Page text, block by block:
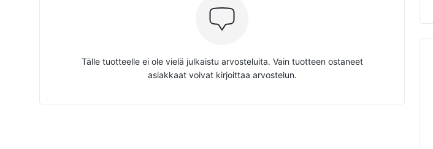
Tälle tuotteelle ei ole vielä julkaistu arvosteluita. Vain tuotteen ostaneet
asiakkaat voivat kirjoittaa arvostelun.